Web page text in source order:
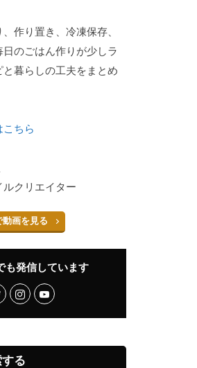
作り置き、冷凍保存、
のごはん作りが少しラ
暮らしの工夫をまとめ
こちら
クリエイター
動画を見る
も発信しています
る